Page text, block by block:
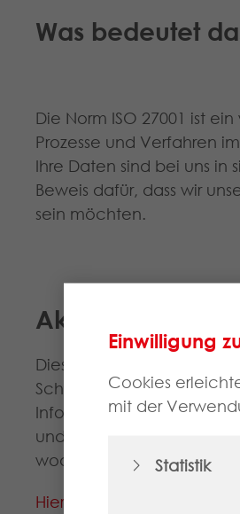
Was bedeutet
Die Norm ISO 27001 ist
Prozesse und Verfahren
Ihre Daten sind bei uns in
Beweis dafür, dass wir
sein möchten.
Aktuelles Zertifikat
Diese Zertifizierung ist ein
Schutz sensibler
und zu bewältigen. Ein
wodurch die Sicherheit
Hier
können Sie das
Einwilligung
Cookies
mit der
Statistik